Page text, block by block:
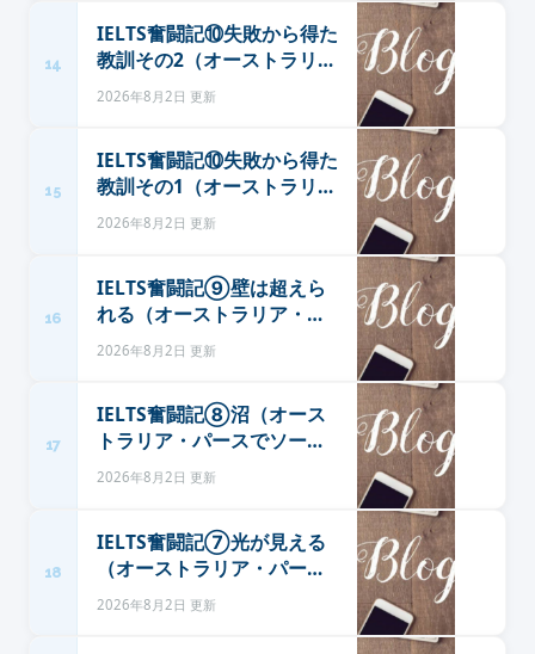
14
IELTS奮闘記⑩失敗から得た
教訓その2（オーストラリ
ア・パースでソーシャルワ
ークな日々）
2026年8月2日 更新
15
IELTS奮闘記⑩失敗から得た
教訓その1（オーストラリ
ア・パースでソーシャルワ
ークな日々）
2026年8月2日 更新
16
IELTS奮闘記⑨壁は超えら
れる（オーストラリア・パ
ースでソーシャルワークな
2026年8月2日 更新
17
IELTS奮闘記⑧沼（オース
トラリア・パースでソーシ
ャルワークな日々）
2026年8月2日 更新
18
IELTS奮闘記⑦光が見える
（オーストラリア・パース
でソーシャルワークな
2026年8月2日 更新